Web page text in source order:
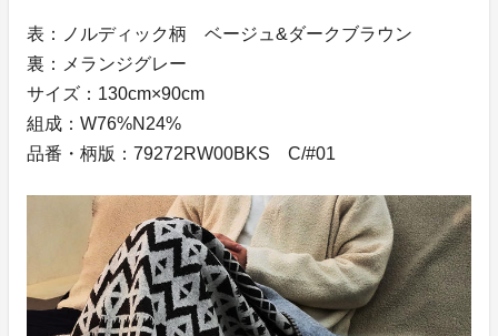
表：ノルディック柄 ベージュ&ダークブラウン
裏：メランジグレー
サイズ：130cm×90cm
組成：W76%N24%
品番・柄版：79272RW00BKS C/#01